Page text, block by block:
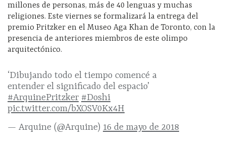
millones de personas, más de 40 lenguas y muchas
religiones. Este viernes se formalizará la entrega del
premio Pritzker en el Museo Aga Khan de Toronto, con la
presencia de anteriores miembros de este olimpo
arquitectónico.
‘Dibujando todo el tiempo comencé a
entender el significado del espacio’
#ArquinePritzker #Doshi
pic.twitter.com/bXOSV0Kx4H
— Arquine (@Arquine) 16 de mayo de 2018